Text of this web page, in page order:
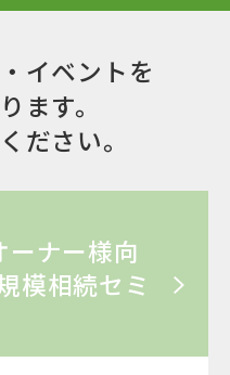
イベントを
ます。
ださい。
ーナー様向
模相続セミ